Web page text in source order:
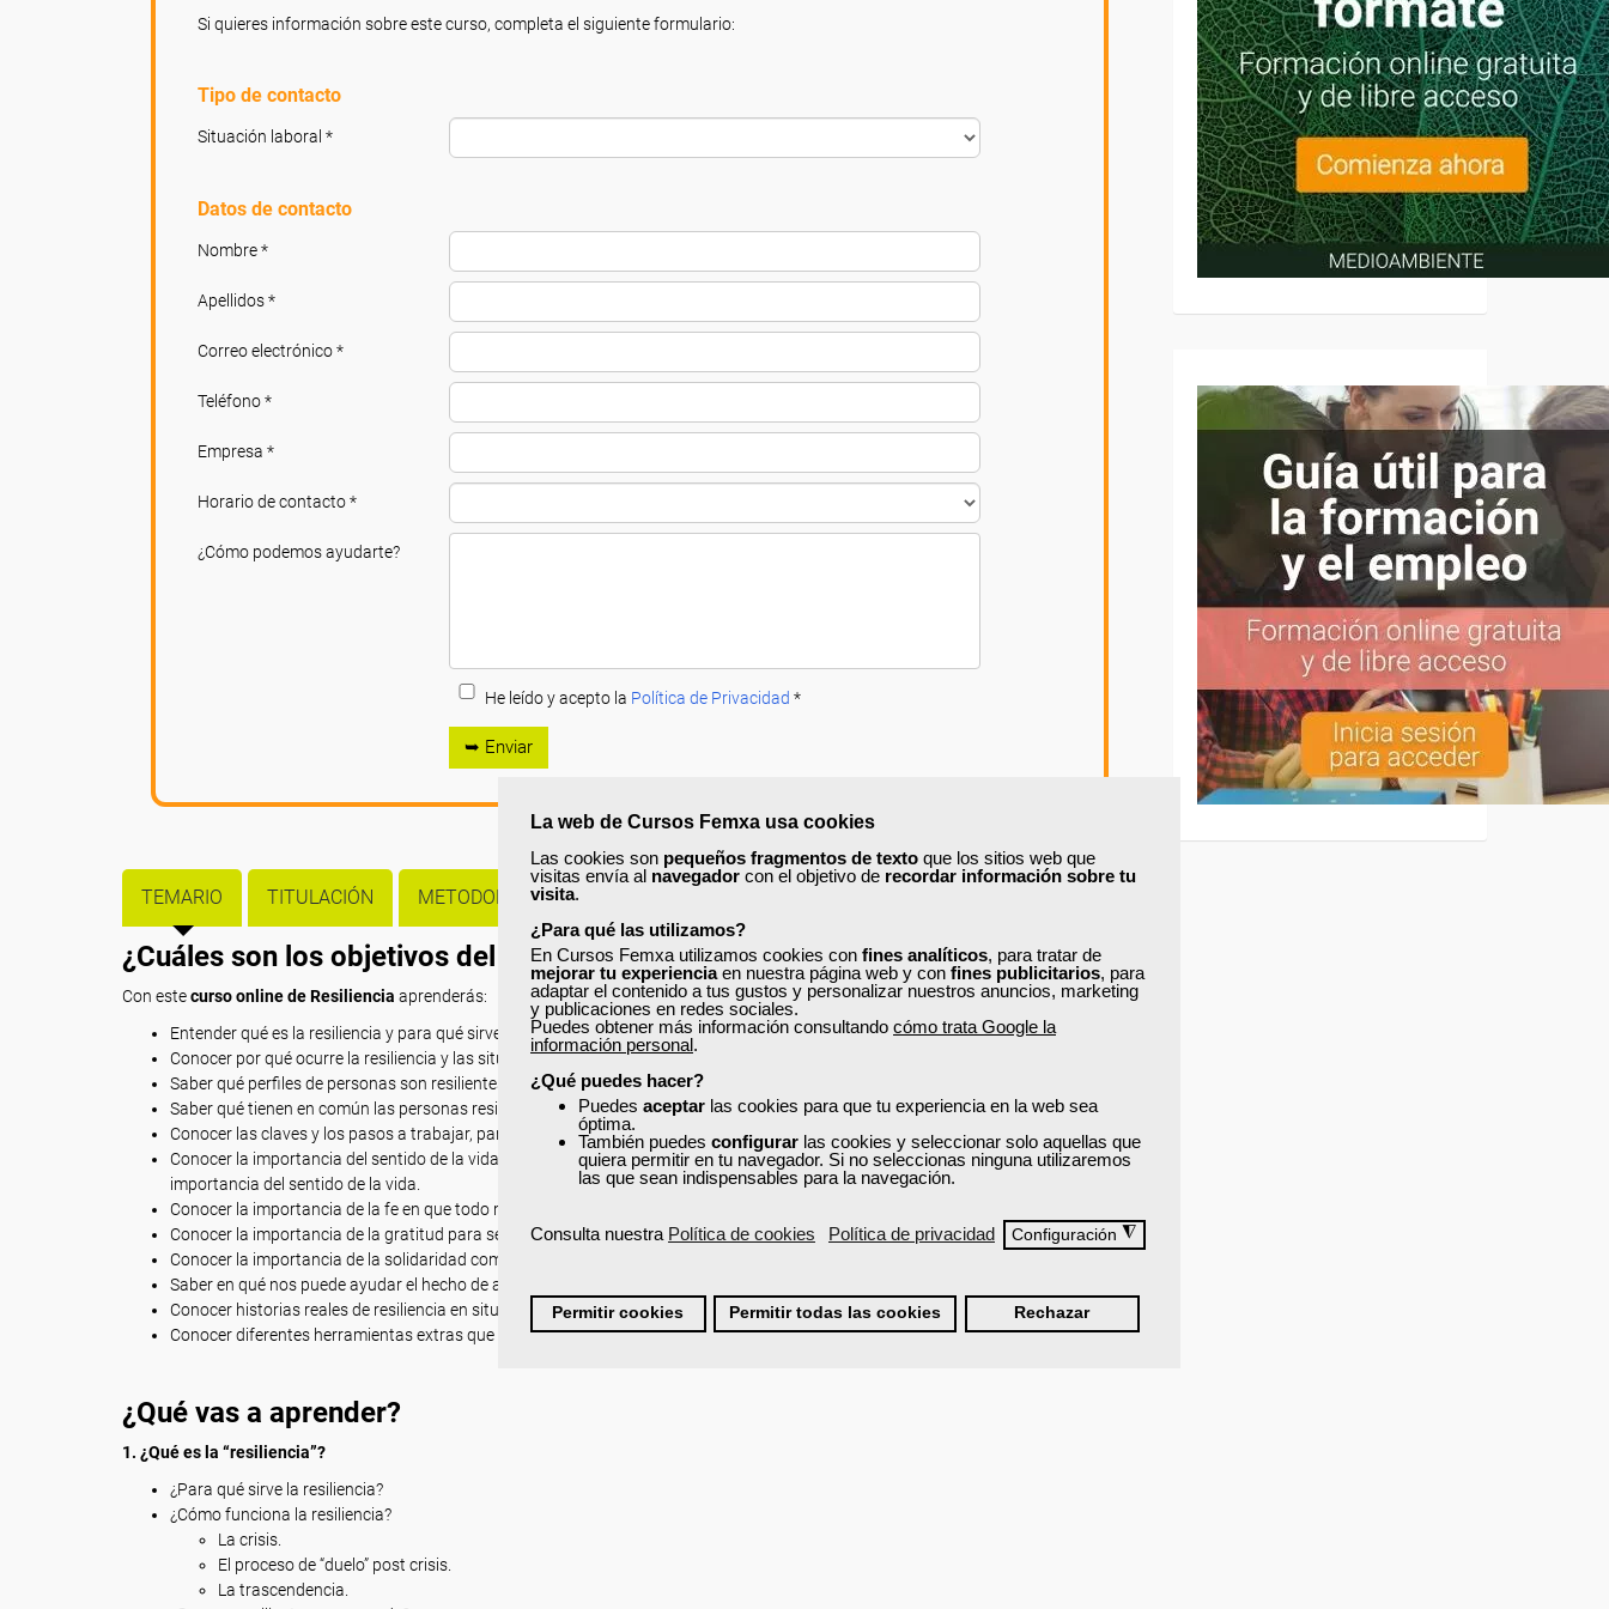
La web de Cursos Femxa usa cookies
Las cookies son pequeños fragmentos de texto que los sitios web que
visitas envía al navegador con el objetivo de recordar información sobre tu
visita.
¿Para qué las utilizamos?
En Cursos Femxa utilizamos cookies con fines analíticos, para tratar de
mejorar tu experienciaen nuestra página web y con fines publicitarios, para
adaptar el contenido a tus gustos y personalizar nuestros anuncios, marketing
y publicaciones en redes sociales.
Puedes obtener más información consultando cómo trata Google la
información personal.
¿Qué puedes hacer?
Puedes aceptar las cookies para que tu experiencia en la web sea
óptima.
También puedes configurar las cookies y seleccionar solo aquellas que
quiera permitir en tu navegador. Si no seleccionas ninguna utilizaremos
las que sean indispensables para la navegación.
Consulta nuestra Política de cookies Política de privacidad Configuración ◮
Permitir cookies Permitir todas las cookies Rechazar
Si quieres información sobre este curso, completa el siguiente formulario:
Tipo de contacto
Situación laboral *
Datos de contacto
Nombre *
Apellidos *
Correo electrónico *
Teléfono *
Empresa *
Horario de contacto *
¿Cómo podemos ayudarte?
He leído y acepto la Política de Privacidad *
➥ Enviar
TEMARIO TITULACIÓN METODOLOGÍA
¿Cuáles son los objetivos del curso?
Con estecurso online de Resiliencia aprenderás:
Entender qué es la resiliencia y para qué sirve.
Conocer por qué ocurre la resiliencia y las situaciones que activan ese proceso.
Saber qué perfiles de personas son resilientes y si es posible aprender.
Saber qué tienen en común las personas resilientes.
Conocer las claves y los pasos a trabajar, para convertirse en una persona resiliente.
Conocer la importancia del sentido de la vida en la evolución del individuo.Conocer la historia de Viktor Frankl y cómo descubrió la
importancia del sentido de la vida.
Conocer la importancia de la fe en que todo mejorará para sobrevivir.
Conocer la importancia de la gratitud para ser feliz.
Conocer la importancia de la solidaridad como sentido de la vida.
Saber en qué nos puede ayudar el hecho de admirar a otras personas.
Conocer historias reales de resiliencia en situaciones extremas.
Conocer diferentes herramientas extras que le servirán para seguir desarrollando la resiliencia.
¿Qué vas a aprender?
1. ¿Qué es la “resiliencia”?
¿Para qué sirve la resiliencia?
¿Cómo funciona la resiliencia?
La crisis.
El proceso de “duelo” post crisis.
La trascendencia.